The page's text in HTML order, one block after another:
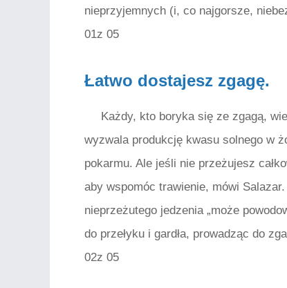
nieprzyjemnych (i, co najgorsze,
01z 05
Łatwo dostajesz zgagę.
Każdy, kto boryka się ze zgagą,
wyzwala produkcję kwasu solnego w
pokarmu. Ale jeśli nie przeżujesz
aby wspomóc trawienie, mówi
nieprzeżutego jedzenia „może
do przełyku i gardła, prowadząc do
02z 05